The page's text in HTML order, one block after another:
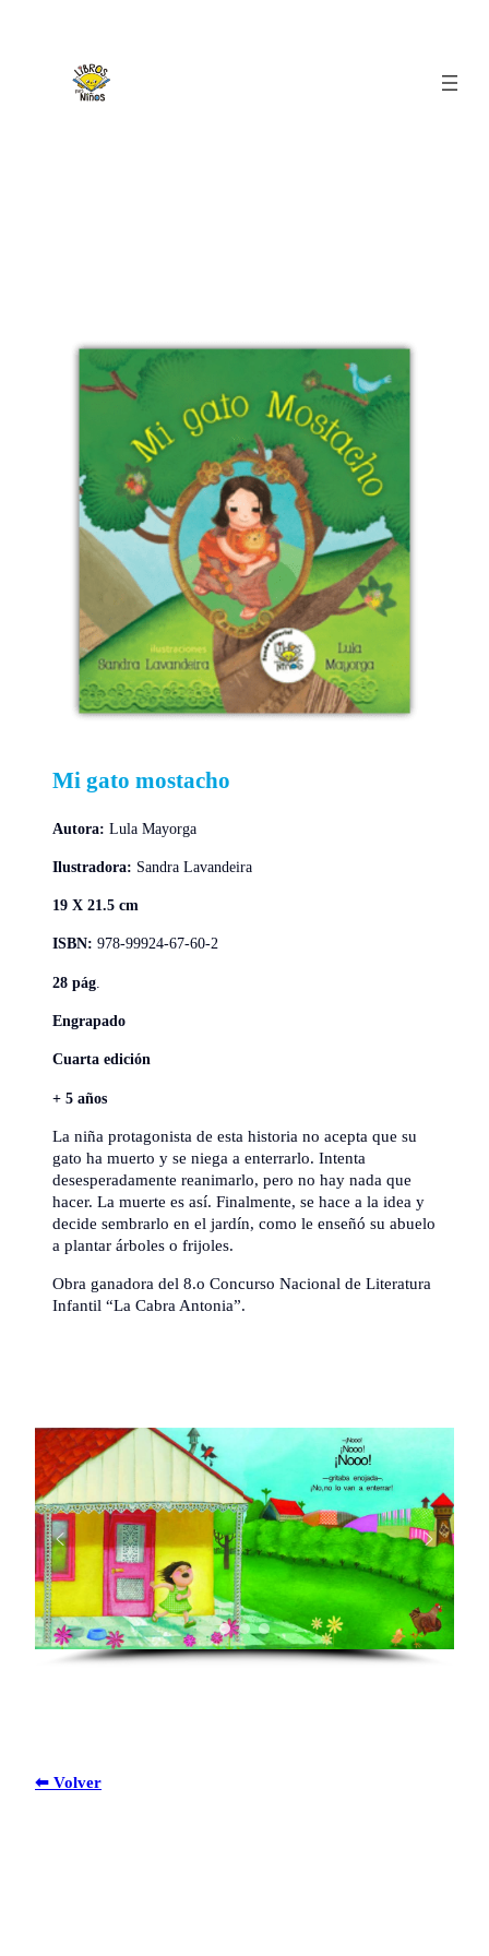
Mi gato mostacho
Autora: Lula Mayorga
Ilustradora: Sandra Lavandeira
19 X 21.5 cm
ISBN: 978-99924-67-60-2
28 pág
Engrapado
Cuarta edición
+ 5 años
La niña protagonista de esta historia no acepta que su
gato ha muerto y se niega a enterrarlo. Intenta
desesperadamente reanimarlo, pero no hay nada que
hacer. La muerte es así. Finalmente, se hace a la idea y
decide sembrarlo en el jardín, como le enseñó su abuelo
a plantar árboles o frijoles.
Obra ganadora del 8.o Concurso Nacional de Literatura
Infantil “La Cabra Antonia”.
⬅ Volver